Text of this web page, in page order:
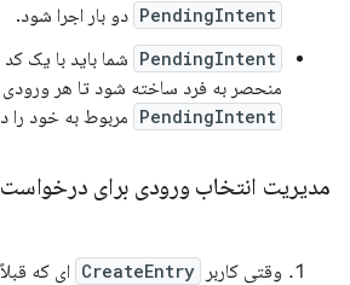
PendingIntent دو بار اجرا شود.
PendingIntent شما باید با یک
منحصر به فرد ساخته شود تا هر ورودی
PendingIntent مربوط به خود را
مدیریت انتخاب ورودی برای
وقتی کاربر CreateEntry ای که